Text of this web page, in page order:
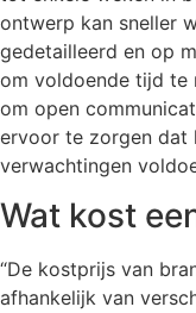
ontwerp kan sneller
gedetailleerd en op
om voldoende tijd te
om open
ervoor te zorgen dat
verwachtingen
Wat kost
“De kostprijs van
afhankelijk van